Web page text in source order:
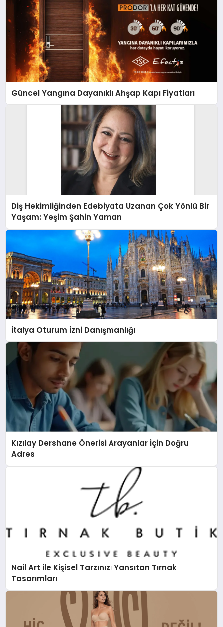
Güncel Yangına Dayanıklı Ahşap Kapı Fiyatları
Diş Hekimliğinden Edebiyata Uzanan Çok Yönlü Bir
Yaşam: Yeşim Şahin Yaman
İtalya Oturum İzni Danışmanlığı
Kızılay Dershane Önerisi Arayanlar İçin Doğru
Adres
Nail Art ile Kişisel Tarzınızı Yansıtan Tırnak
Tasarımları